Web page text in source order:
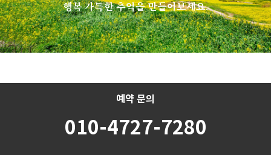
행복 가득한 추억을 만들어보세요.
예약 문의
010-4727-7280